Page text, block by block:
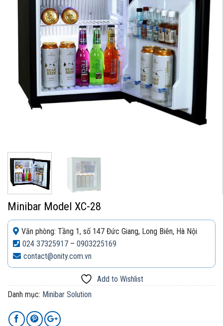
Minibar Model XC-28
Văn phòng: Tầng 1, số 147 Đức Giang, Long Biên, Hà Nội
024 37325917 – 0903225169
contact@onity.com.vn
Add to Wishlist
Danh mục: Minibar Solution